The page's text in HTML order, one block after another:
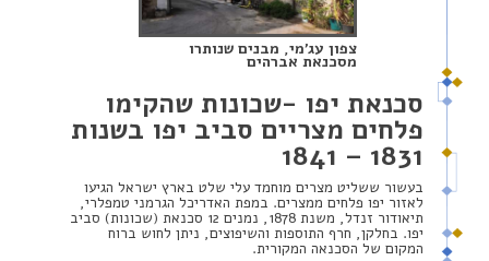
צפון עג’מי, מבנים שנותרו
מסכנאת אברהים
סכנאת יפו -שכונות שהקימו
פלחים מצריים סביב יפו בשנות
1831 – 1841
בעשור ששליט מצרים מוחמד עלי שלט בארץ ישראל הגיעו
לאזור יפו פלחים ממצרים. במפת האדריכל הגרמני טמפלרי,
תיאודור זנדל, משנת 1878, נמנים 12 סכנאת (שכונות) סביב
יפו. בחלקן, חרף התוספות והשיפוצים, ניתן לחוש ברוח
המקום של הסכנאה המקורית.